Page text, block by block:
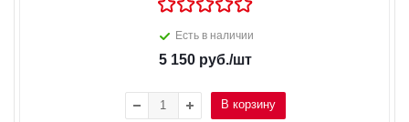
Есть в наличии
5 150руб./шт
В корзину